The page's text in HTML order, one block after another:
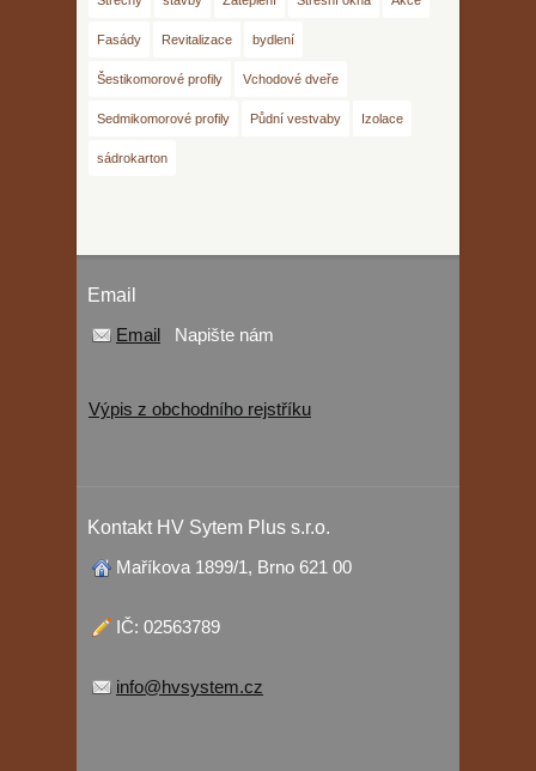
Fasády Revitalizace bydlení
Šestikomorové profily Vchodové dveře
Sedmikomorové profily Půdní vestvaby Izolace
sádrokarton
Email
Email Napište nám
Výpis z obchodního rejstříku
Kontakt HV Sytem Plus s.r.o.
Maříkova 1899/1, Brno 621 00
IČ: 02563789
info@hvsystem.cz